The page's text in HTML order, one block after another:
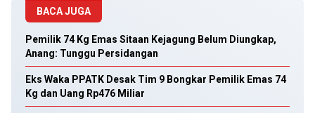
BACA JUGA
Pemilik 74 Kg Emas Sitaan Kejagung Belum Diungkap,
Anang: Tunggu Persidangan
Eks Waka PPATK Desak Tim 9 Bongkar Pemilik Emas 74
Kg dan Uang Rp476 Miliar